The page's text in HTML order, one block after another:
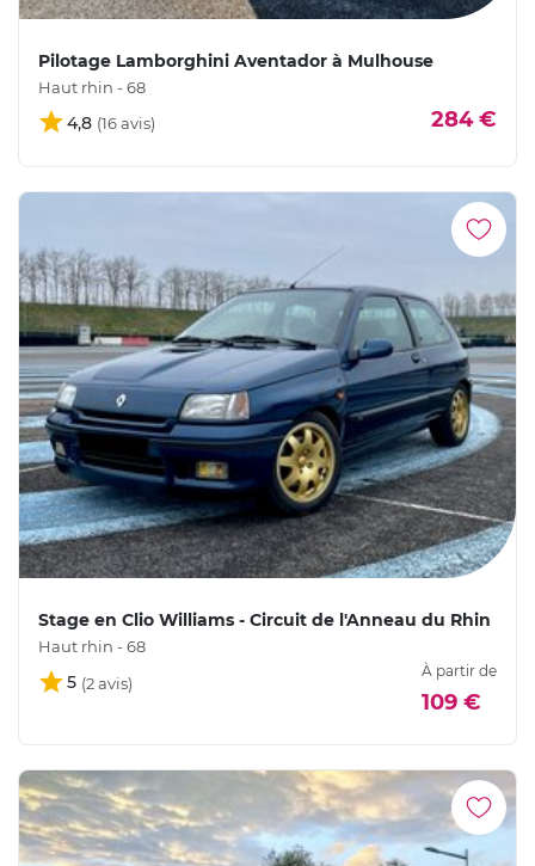
Pilotage Lamborghini Aventador à Mulhouse
Haut rhin - 68
4,8 284 €
Stage en Clio Williams - Circuit de l'Anneau du Rhin
Haut rhin - 68
5
À partir de
109 €